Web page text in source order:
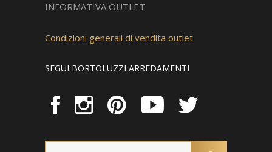
INFORMATIVA OUTLET
Condizioni generali di vendita outlet
SEGUI BORTOLUZZI ARREDAMENTI